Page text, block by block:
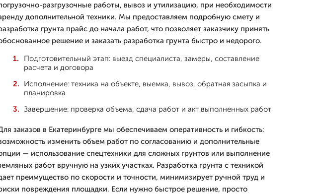
разгрузочные работы, вывоз и утилизацию, при необходимости
дополнительной техники. Мы предоставляем подробную смету и
грунта прайс до начала работ, что позволяет заказчику принять
решение и заказать разработка грунта быстро и недорого.
Подготовительный этап: выезд специалиста, замеры, составление
расчета и договора
Исполнение: техника на объекте, выемка, вывоз, обратная засыпка и
планировка
Завершение: проверка объема, сдача работ и акт выполненных работ
заказов в Екатеринбурге мы обеспечиваем оперативность и гибкость:
изменить объем работ по согласованию и дополнительные
— использование спецтехники для сложных грунтов или выполнение
работ вручную на узких участках. Разработка грунта с техникой
преимущество по скорости и точности, минимизирует ручной труд и
повреждения площадки. Если нужно быстрое решение, просто